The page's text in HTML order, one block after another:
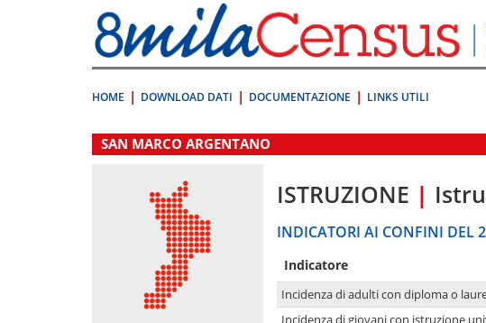
direttamente
a:
Contenuto
HOME DOWNLOAD DATI DOCUMENTAZIONE LINKS UTILI
.
SAN MARCO ARGENTANO
ISTRUZIONE |
INDICATORI AI CONFINI DEL
Indicatore
Incidenza di adulti con diploma o
Incidenza di giovani con istruzione